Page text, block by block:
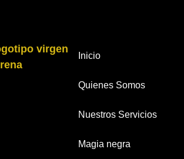
Inicio
Quienes Somos
Nuestros Servicios
Magia negra